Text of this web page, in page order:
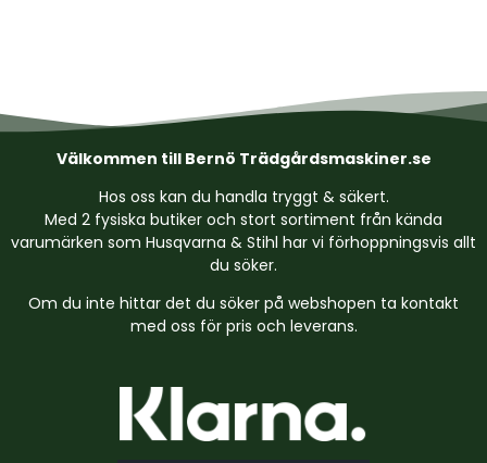
Välkommen till Bernö Trädgårdsmaskiner.se
Hos oss kan du handla tryggt & säkert.
Med 2 fysiska butiker och stort sortiment från kända
varumärken som Husqvarna & Stihl har vi förhoppningsvis allt
du söker.
Om du inte hittar det du söker på webshopen ta kontakt
med oss för pris och leverans.